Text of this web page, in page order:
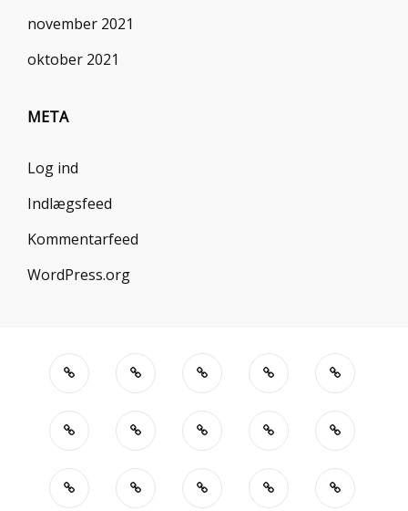
november 2021
oktober 2021
META
Log ind
Indlægsfeed
Kommentarfeed
WordPress.org